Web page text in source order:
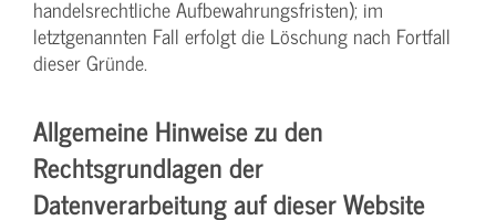
handelsrechtliche Aufbewahrungsfristen); im
letztgenannten Fall erfolgt die Löschung nach Fortfall
dieser Gründe.
Allgemeine Hinweise zu den
Rechtsgrundlagen der
Datenverarbeitung auf dieser Website